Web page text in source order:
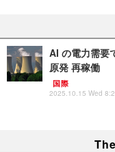
AI の電力需要
原発 再稼働
国際
2025.10.15 Wed